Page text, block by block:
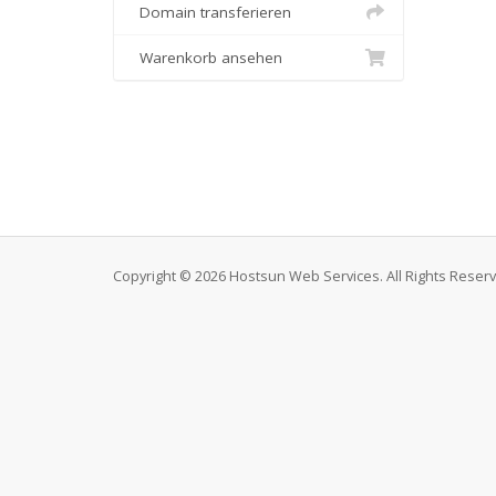
Domain transferieren
Warenkorb ansehen
Copyright © 2026 Hostsun Web Services. All Rights